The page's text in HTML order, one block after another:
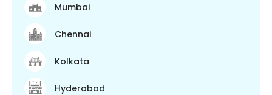
Mumbai
Chennai
Kolkata
Hyderabad